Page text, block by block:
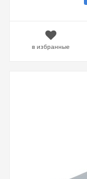
в избранные